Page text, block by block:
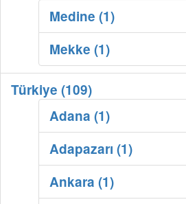
Medine (1)
Mekke (1)
Türkiye (109)
Adana (1)
Adapazarı (1)
Ankara (1)